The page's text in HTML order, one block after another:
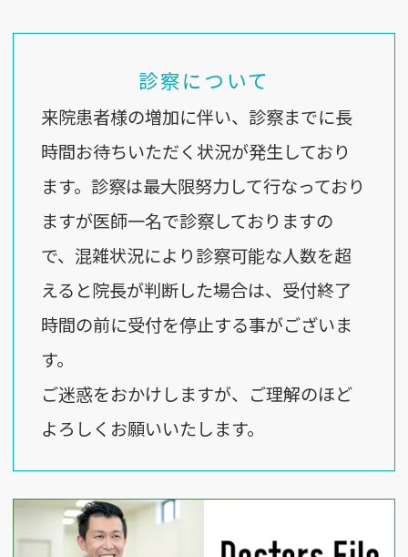
診察について
来院患者様の増加に伴い、診察までに長
時間お待ちいただく状況が発生しており
ます。診察は最大限努力して行なっており
ますが医師一名で診察しておりますの
で、混雑状況により診察可能な人数を超
えると院長が判断した場合は、受付終了
時間の前に受付を停止する事がございま
す。
ご迷惑をおかけしますが、ご理解のほど
よろしくお願いいたします。